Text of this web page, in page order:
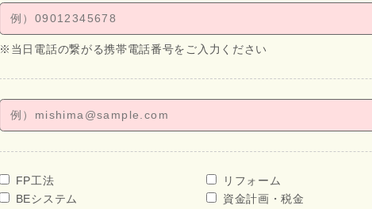
※当日電話の繋がる携帯電話番号をご入力ください
FP工法
リフォーム
BEシステム
資金計画・税金